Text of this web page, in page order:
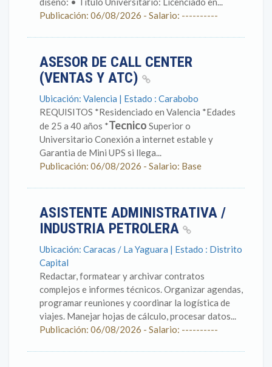
Publicación: 06/08/2026 - Salario: ----------
ASESOR DE CALL CENTER
(VENTAS Y ATC)
Ubicación: Valencia | Estado : Carabobo
REQUISITOS *Residenciado en Valencia *Edades
de 25 a 40 años *Tecnico Superior o
Universitario Conexión a internet estable y
Garantia de Mini UPS si llega...
Publicación: 06/08/2026 - Salario: Base
ASISTENTE ADMINISTRATIVA /
INDUSTRIA PETROLERA
Ubicación: Caracas / La Yaguara | Estado : Distrito
Capital
Redactar, formatear y archivar contratos
complejos e informes técnicos. Organizar agendas,
programar reuniones y coordinar la logística de
viajes. Manejar hojas de cálculo, procesar datos...
Publicación: 06/08/2026 - Salario: ----------